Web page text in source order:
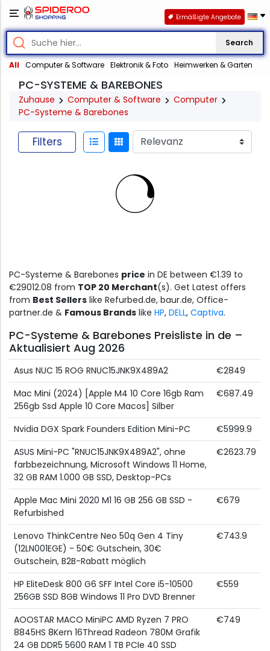
Search
All Computer & Software Elektronik & Foto Heimwerken & Garten
Ermäßigte Angebote
PC-SYSTEME & BAREBONES
Zuhause Computer & Software
Computer
PC-Systeme & Barebones
Filters
PC-Systeme & Barebones price in DE between €1.39 to
€29012.08 from TOP 20 Merchant(s). Get Latest offers
from Best Sellers like Refurbed.de, baur.de, Office-
partner.de & Famous Brands like HP, DELL, Captiva.
PC-Systeme & Barebones Preisliste in de –
Aktualisiert Aug 2026
Asus NUC 15 ROG RNUC15JNK9X489A2
€2849
Mac Mini (2024) [Apple M4 10 Core 16gb Ram
256gb Ssd Apple 10 Core Macos] Silber
€687.49
Nvidia DGX Spark Founders Edition Mini-PC
€5999.9
ASUS Mini-PC "RNUC15JNK9X489A2", ohne
farbbezeichnung, Microsoft Windows 11 Home,
32 GB RAM 1.000 GB SSD, Desktop-PCs
€2623.79
Apple Mac Mini 2020 M1 16 GB 256 GB SSD -
Refurbished
€679
Lenovo ThinkCentre Neo 50q Gen 4 Tiny
(12LN001EGE) - 50€ Gutschein, 30€
Gutschein, B2B-Rabatt möglich
€743.9
HP EliteDesk 800 G6 SFF Intel Core i5-10500
256GB SSD 8GB Windows 11 Pro DVD Brenner
€559
AOOSTAR MACO MiniPC AMD Ryzen 7 PRO
8845HS 8Kern 16Thread Radeon 780M Grafik
24 GB DDR5 5600 RAM 1 TB PCIe 40 SSD
€749